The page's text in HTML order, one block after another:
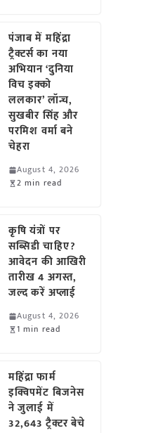
पंजाब में महिंद्रा
ट्रैक्टर्स का नया
अभियान ‘दुनिया
विच इक्को
ललकार’ लॉन्च,
सुखबीर सिंह और
परमिश वर्मा बने
चेहरा
August 4, 2026
2 min read
कृषि यंत्रों पर
सब्सिडी चाहिए?
आवेदन की आखिरी
तारीख 4 अगस्त,
जल्द करें अप्लाई
August 4, 2026
1 min read
महिंद्रा फार्म
इक्विपमेंट बिजनेस
ने जुलाई में
32,643 ट्रैक्टर बेचे